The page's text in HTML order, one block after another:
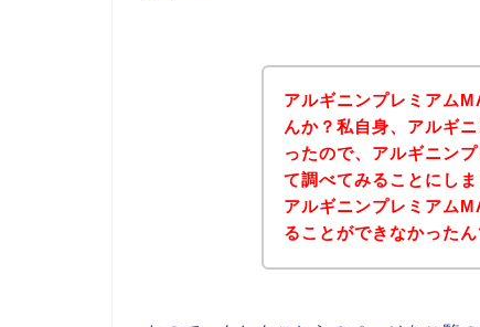
アルギニンプレミアム
んか？私自身、アルギ
ったので、アルギニン
て調べてみることにし
アルギニンプレミアム
ることができなかったん